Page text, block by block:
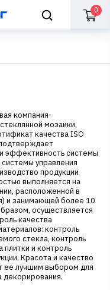
0
компания-
мозаики,
качества ISO
эффективность системы
управления
продукции
выполняется на
расположенной в
и занимающей более 10
осуществляется
качества
контроль
стекла, контроль
плитки и контроль
Красота и качество
ее лучшим выбором для
декорирования.